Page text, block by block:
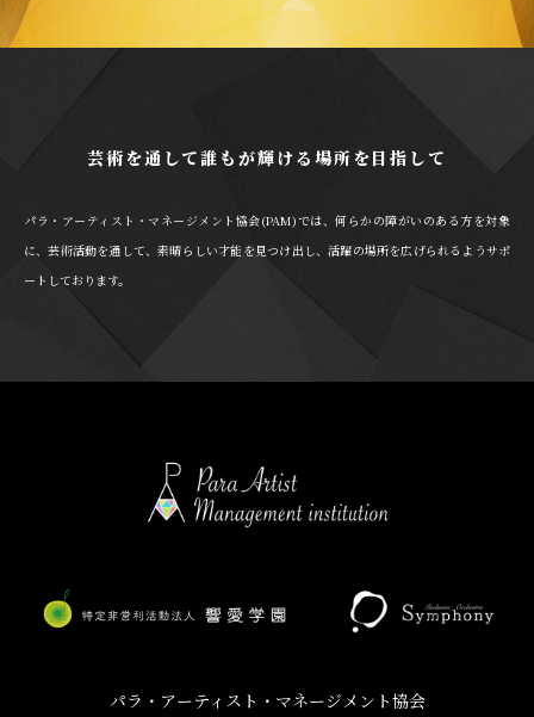
芸術を通して誰もが輝ける場所を目指して
パラ・アーティスト・マネージメント協会(PAM)では、何らかの障がいのある方を対象
に、芸術活動を通して、素晴らしい才能を見つけ出し、活躍の場所を広げられるようサポ
ートしております。
パラ・アーティスト・マネージメント協会